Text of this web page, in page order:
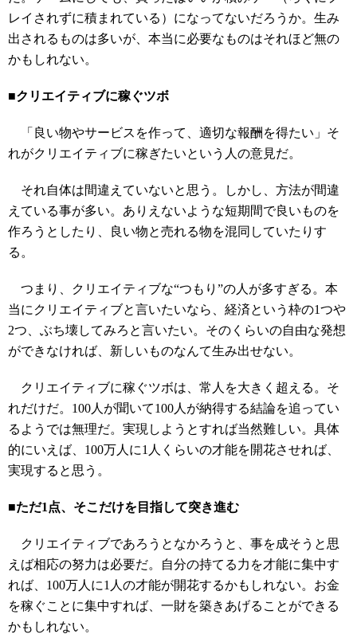
レイされずに積まれている）になってないだろうか。生み
出されるものは多いが、本当に必要なものはそれほど無の
かもしれない。
■クリエイティブに稼ぐツボ
「良い物やサービスを作って、適切な報酬を得たい」そ
れがクリエイティブに稼ぎたいという人の意見だ。
それ自体は間違えていないと思う。しかし、方法が間違
えている事が多い。ありえないような短期間で良いものを
作ろうとしたり、良い物と売れる物を混同していたりす
る。
つまり、クリエイティブな“つもり”の人が多すぎる。本
当にクリエイティブと言いたいなら、経済という枠の1つや
2つ、ぶち壊してみろと言いたい。そのくらいの自由な発想
ができなければ、新しいものなんて生み出せない。
クリエイティブに稼ぐツボは、常人を大きく超える。そ
れだけだ。100人が聞いて100人が納得する結論を追ってい
るようでは無理だ。実現しようとすれば当然難しい。具体
的にいえば、100万人に1人くらいの才能を開花させれば、
実現すると思う。
■ただ1点、そこだけを目指して突き進む
クリエイティブであろうとなかろうと、事を成そうと思
えば相応の努力は必要だ。自分の持てる力を才能に集中す
れば、100万人に1人の才能が開花するかもしれない。お金
を稼ぐことに集中すれば、一財を築きあげることができる
かもしれない。